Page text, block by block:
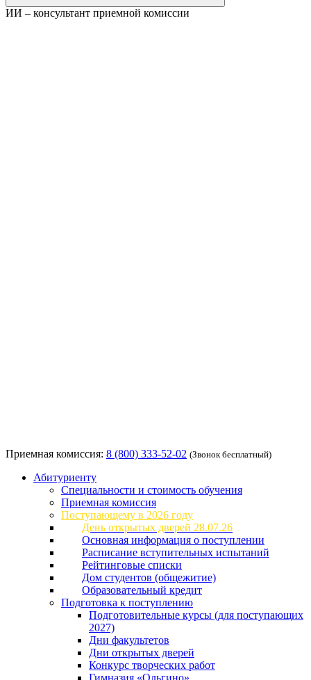
ИИ – консультант приемной комиссии
Приемная комиссия: 8 (800) 333-52-02 (Звонок бесплатный)
Абитуриенту
Специальности и стоимость обучения
Приемная комиссия
Поступающему в 2026 году
День открытых дверей 28.07.26
Основная информация о поступлении
Расписание вступительных испытаний
Рейтинговые списки
Дом студентов (общежитие)
Образовательный кредит
Подготовка к поступлению
Подготовительные курсы (для поступающих
2027)
Дни факультетов
Дни открытых дверей
Конкурс творческих работ
Гимназия «Ольгино»